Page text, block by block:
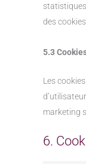
des
5.3
Les
marketing
6.